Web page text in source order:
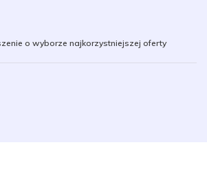
o wyborze najkorzystniejszej oferty